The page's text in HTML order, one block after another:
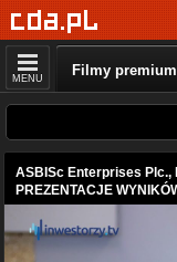
MENU Filmy premium
ASBISc Enterprises Plc.,
PREZENTACJE